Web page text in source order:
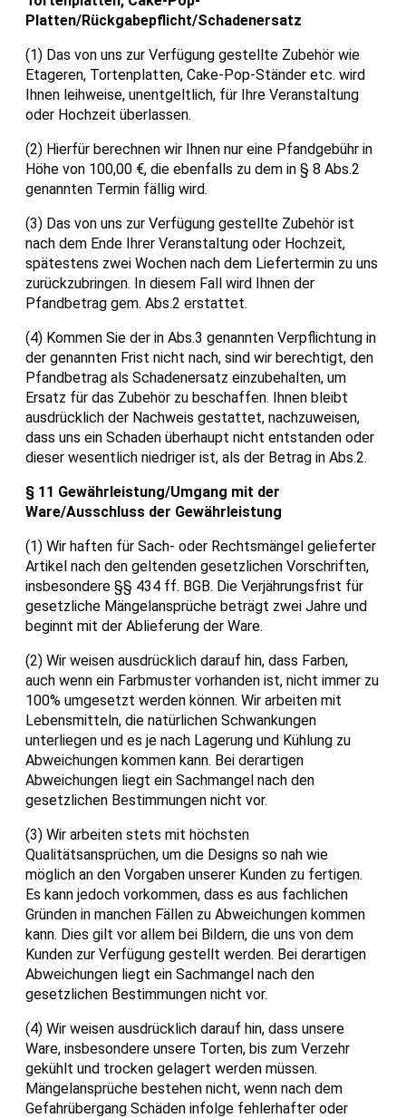
Platten/Rückgabepflicht/Schadenersatz
(1) Das von uns zur Verfügung gestellte Zubehör wie
Etageren, Tortenplatten, Cake-Pop-Ständer etc. wird
Ihnen leihweise, unentgeltlich, für Ihre Veranstaltung
oder Hochzeit überlassen.
(2) Hierfür berechnen wir Ihnen nur eine Pfandgebühr in
Höhe von 100,00 €, die ebenfalls zu dem in § 8 Abs.2
genannten Termin fällig wird.
(3) Das von uns zur Verfügung gestellte Zubehör ist
nach dem Ende Ihrer Veranstaltung oder Hochzeit,
spätestens zwei Wochen nach dem Liefertermin zu uns
zurückzubringen. In diesem Fall wird Ihnen der
Pfandbetrag gem. Abs.2 erstattet.
(4) Kommen Sie der in Abs.3 genannten Verpflichtung in
der genannten Frist nicht nach, sind wir berechtigt, den
Pfandbetrag als Schadenersatz einzubehalten, um
Ersatz für das Zubehör zu beschaffen. Ihnen bleibt
ausdrücklich der Nachweis gestattet, nachzuweisen,
dass uns ein Schaden überhaupt nicht entstanden oder
dieser wesentlich niedriger ist, als der Betrag in Abs.2.
§ 11 Gewährleistung/Umgang mit der
Ware/Ausschluss der Gewährleistung
(1) Wir haften für Sach- oder Rechtsmängel gelieferter
Artikel nach den geltenden gesetzlichen Vorschriften,
insbesondere §§ 434 ff. BGB. Die Verjährungsfrist für
gesetzliche Mängelansprüche beträgt zwei Jahre und
beginnt mit der Ablieferung der Ware.
(2) Wir weisen ausdrücklich darauf hin, dass Farben,
auch wenn ein Farbmuster vorhanden ist, nicht immer zu
100% umgesetzt werden können. Wir arbeiten mit
Lebensmitteln, die natürlichen Schwankungen
unterliegen und es je nach Lagerung und Kühlung zu
Abweichungen kommen kann. Bei derartigen
Abweichungen liegt ein Sachmangel nach den
gesetzlichen Bestimmungen nicht vor.
(3) Wir arbeiten stets mit höchsten
Qualitätsansprüchen, um die Designs so nah wie
möglich an den Vorgaben unserer Kunden zu fertigen.
Es kann jedoch vorkommen, dass es aus fachlichen
Gründen in manchen Fällen zu Abweichungen kommen
kann. Dies gilt vor allem bei Bildern, die uns von dem
Kunden zur Verfügung gestellt werden. Bei derartigen
Abweichungen liegt ein Sachmangel nach den
gesetzlichen Bestimmungen nicht vor.
(4) Wir weisen ausdrücklich darauf hin, dass unsere
Ware, insbesondere unsere Torten, bis zum Verzehr
gekühlt und trocken gelagert werden müssen.
Mängelansprüche bestehen nicht, wenn nach dem
Gefahrübergang Schäden infolge fehlerhafter oder